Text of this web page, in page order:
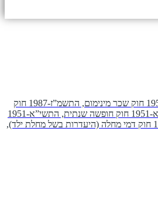
חוק הגנת השכר, התשי”ח-1958 חוק שכר מינימום, התשמ”ז-1987 חוק
שעות עבודה ומנוחה, התשי”א-1951 חוק חופשה שנתית, התשי”א-1951
חוק דמי מחלה, התשל”ו-1976 חוק דמי מחלה (היעדרות בשל מחלת ילד),